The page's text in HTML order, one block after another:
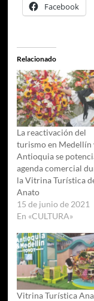
Facebook
Relacionado
La reactivación del
turismo en Medellín
Antioquia se
agenda comercial
la Vitrina Turística
Anato
15 de junio de 2021
En «CULTURA»
Vitrina Turística